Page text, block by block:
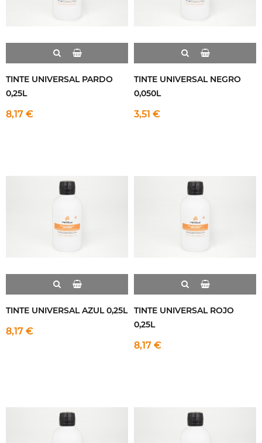
TINTE UNIVERSAL PARDO
0,25L
8,17 €
TINTE UNIVERSAL NEGRO
0,050L
3,51 €
TINTE UNIVERSAL AZUL 0,25L
8,17 €
TINTE UNIVERSAL ROJO
0,25L
8,17 €